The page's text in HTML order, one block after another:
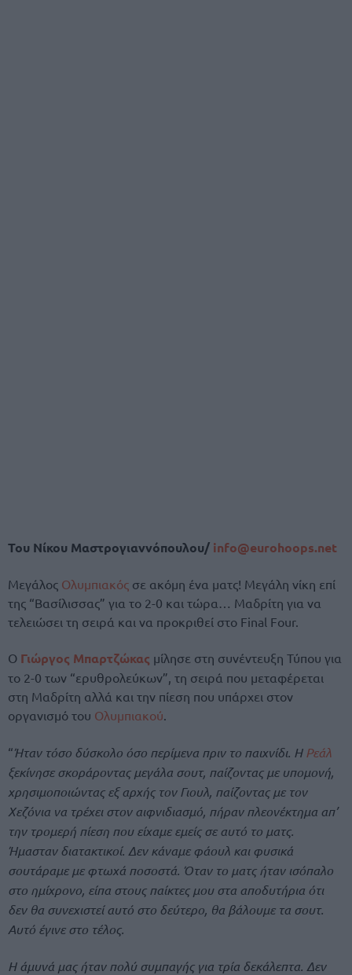
Του Νίκου Μαστρογιαννόπουλου/ info@eurohoops.net
Μεγάλος Ολυμπιακός σε ακόμη ένα ματς! Μεγάλη νίκη επί
της “Βασίλισσας” για το 2-0 και τώρα… Μαδρίτη για να
τελειώσει τη σειρά και να προκριθεί στο Final Four.
Ο Γιώργος Μπαρτζώκας μίλησε στη συνέντευξη Τύπου για
το 2-0 των “ερυθρολεύκων”, τη σειρά που μεταφέρεται
στη Μαδρίτη αλλά και την πίεση που υπάρχει στον
οργανισμό του Ολυμπιακού.
“Ήταν τόσο δύσκολο όσο περίμενα πριν το παιχνίδι. Η Ρεάλ
ξεκίνησε σκοράροντας μεγάλα σουτ, παίζοντας με υπομονή,
χρησιμοποιώντας εξ αρχής τον Γιουλ, παίζοντας με τον
Χεζόνια να τρέχει στον αιφνιδιασμό, πήραν πλεονέκτημα απ’
την τρομερή πίεση που είχαμε εμείς σε αυτό το ματς.
Ήμασταν διατακτικοί. Δεν κάναμε φάουλ και φυσικά
σουτάραμε με φτωχά ποσοστά. Όταν το ματς ήταν ισόπαλο
στο ημίχρονο, είπα στους παίκτες μου στα αποδυτήρια ότι
δεν θα συνεχιστεί αυτό στο δεύτερο, θα βάλουμε τα σουτ.
Αυτό έγινε στο τέλος.
Η άμυνά μας ήταν πολύ συμπαγής για τρία δεκάλεπτα. Δεν